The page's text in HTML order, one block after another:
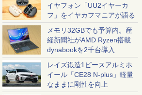
イヤフォン「UU2イヤーカ
フ」をイヤカフマニアが語る
メモリ32GBでも予算内。産
経新聞社がAMD Ryzen搭載
dynabookを2千台導入
レイズ鍛造1ピースアルミホ
イール「CE28 N-plus」軽量
なままに剛性を向上